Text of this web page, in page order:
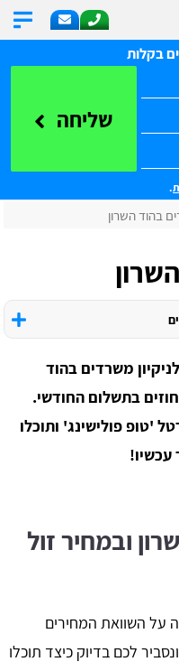
בקלות
שליחה
.
בהוד השרון
משרדים בהוד
בתשלום החודשי.
'טופ פולישינג' ותוכלו
עכשיו!
ובמחיר זול
על השוואת המחירים
לכם בדיוק כיצד תוכלו